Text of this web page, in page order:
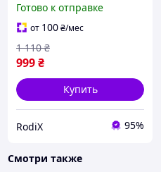
и Ручкой Сумка в Машину
для Багажника Ящик в
Авто
Готово к отправке
от 100₴/мес
999₴
1 110 ₴
Купить
RodiX 95%
Смотри также